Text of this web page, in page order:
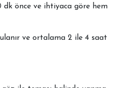
dk önce ve ihtiyaca göre hem
ve ortalama 2 ile 4 saat